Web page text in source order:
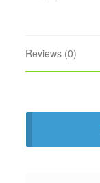
Reviews (0)